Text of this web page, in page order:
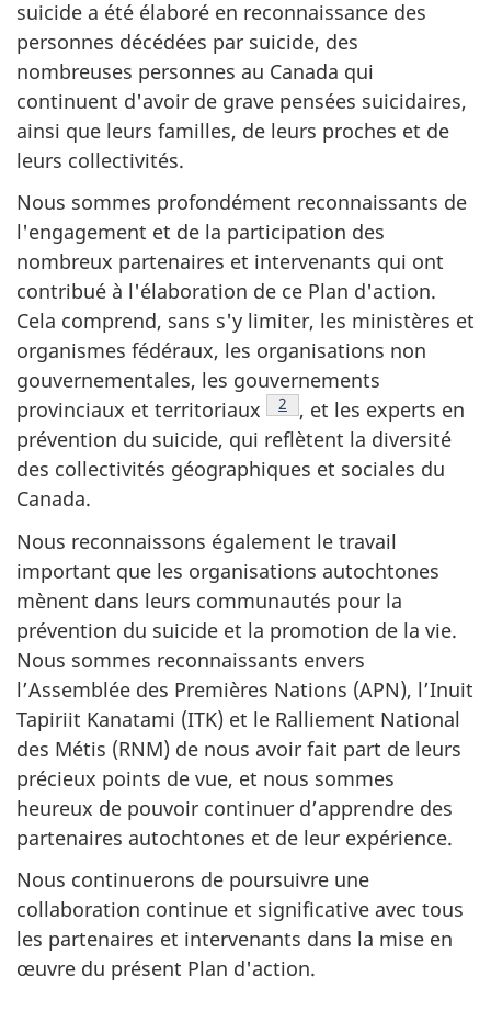
suicide a été élaboré en reconnaissance des
personnes décédées par suicide, des
nombreuses personnes au Canada qui
continuent d'avoir de grave pensées suicidaires,
ainsi que leurs familles, de leurs proches et de
leurs collectivités.
Nous sommes profondément reconnaissants de
l'engagement et de la participation des
nombreux partenaires et intervenants qui ont
contribué à l'élaboration de ce Plan d'action.
Cela comprend, sans s'y limiter, les ministères et
organismes fédéraux, les organisations non
gouvernementales, les gouvernements
provinciaux et territoriaux
Note de bas de page
2
, et les experts en
prévention du suicide, qui reflètent la diversité
des collectivités géographiques et sociales du
Canada.
Nous reconnaissons également le travail
important que les organisations autochtones
mènent dans leurs communautés pour la
prévention du suicide et la promotion de la vie.
Nous sommes reconnaissants envers
l’Assemblée des Premières Nations (APN), l’Inuit
Tapiriit Kanatami (ITK) et le Ralliement National
des Métis (RNM) de nous avoir fait part de leurs
précieux points de vue, et nous sommes
heureux de pouvoir continuer d’apprendre des
partenaires autochtones et de leur expérience.
Nous continuerons de poursuivre une
collaboration continue et significative avec tous
les partenaires et intervenants dans la mise en
œuvre du présent Plan d'action.